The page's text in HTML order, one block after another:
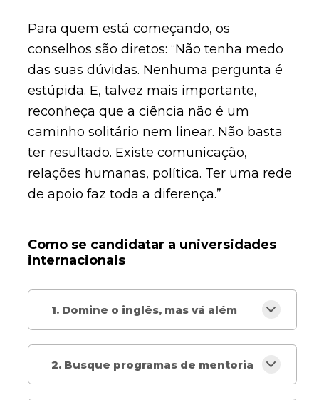
Para quem está começando, os
conselhos são diretos: “Não tenha medo
das suas dúvidas. Nenhuma pergunta é
estúpida. E, talvez mais importante,
reconheça que a ciência não é um
caminho solitário nem linear. Não basta
ter resultado. Existe comunicação,
relações humanas, política. Ter uma rede
de apoio faz toda a diferença.”
Como se candidatar a universidades
internacionais
1. Domine o inglês, mas vá além
2. Busque programas de mentoria